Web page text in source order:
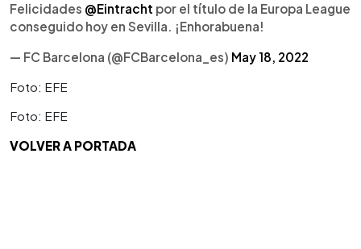
Felicidades @Eintracht por el título de la Europa League
conseguido hoy en Sevilla. ¡Enhorabuena!
— FC Barcelona (@FCBarcelona_es) May 18, 2022
Foto: EFE
Foto: EFE
VOLVER A PORTADA